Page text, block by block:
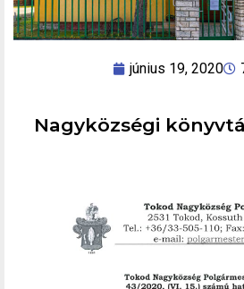
június 19, 2020
Nagyközségi